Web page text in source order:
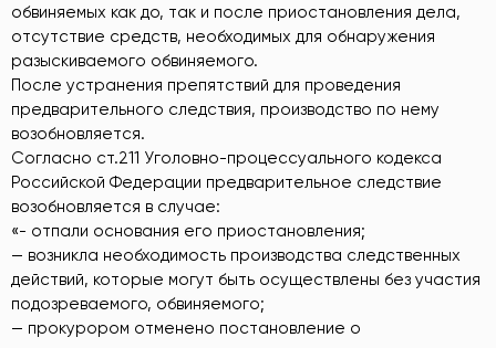
обвиняемых как до, так и после приостановления дела,
отсутствие средств, необходимых для обнаружения
разыскиваемого обвиняемого.
После устранения препятствий для проведения
предварительного следствия, производство по нему
возобновляется.
Согласно ст.211 Уголовно-процессуального кодекса
Российской Федерации предварительное следствие
возобновляется в случае:
«- отпали основания его приостановления;
— возникла необходимость производства следственных
действий, которые могут быть осуществлены без участия
подозреваемого, обвиняемого;
— прокурором отменено постановление о